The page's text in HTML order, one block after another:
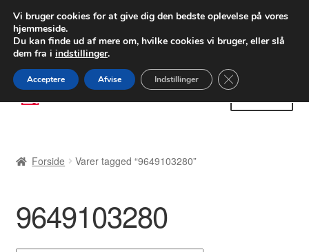
LEVERING fra 55 kr.
FEDEX verdensomspændende forsendelse
80 82 72 02
Spring
til
Spring
til
Betalinger
Kasse
Klage
Forside Varer tagged “9649103280”
9649103280
Vi bruger cookies for at give dig den bedste oplevelse på vores
hjemmeside.
Du kan finde ud af mere om, hvilke cookies vi bruger, eller slå
dem fra i indstillinger.
Acceptere Afvise Indstillinger Close GDPR